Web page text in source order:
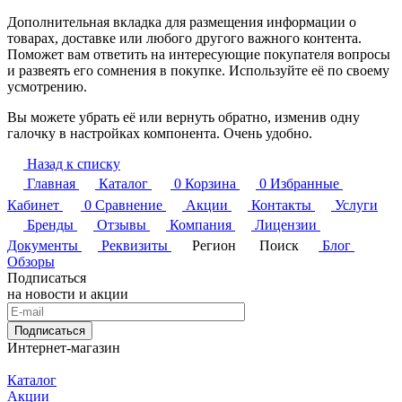
Дополнительная вкладка для размещения информации о
товарах, доставке или любого другого важного контента.
Поможет вам ответить на интересующие покупателя вопросы
и развеять его сомнения в покупке. Используйте её по своему
усмотрению.
Вы можете убрать её или вернуть обратно, изменив одну
галочку в настройках компонента. Очень удобно.
Назад к списку
Главная
Каталог 0 Корзина 0 Избранные
Кабинет
0 Сравнение Акции Контакты
Услуги
Бренды
Отзывы Компания
Лицензии
Документы
Реквизиты Регион Поиск
Блог
Обзоры
Подписаться
на новости и акции
Подписаться
Интернет-магазин
Каталог
Акции